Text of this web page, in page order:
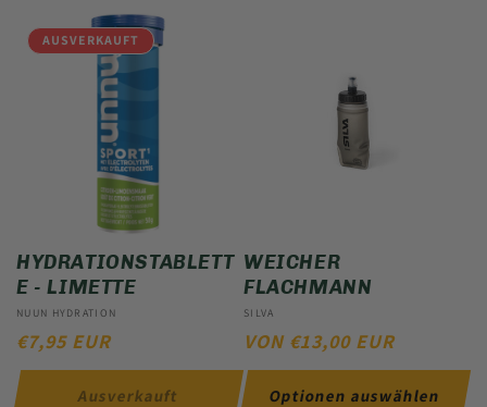
AUSVERKAUFT
HYDRATIONSTABLETT
E - LIMETTE
Anbieter:
NUUN HYDRATION
NORMALER
PREIS
€7,95 EUR
Ausverkauft
WEICHER
FLACHMANN
Anbieter:
SILVA
NORMALER
PREIS
VON €13,00 EUR
Optionen auswählen